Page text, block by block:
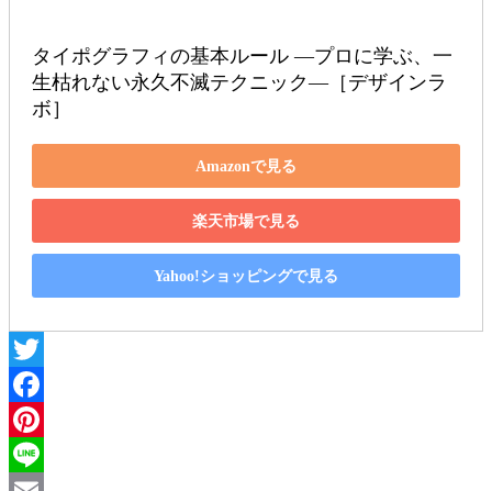
タイポグラフィの基本ルール ―プロに学ぶ、一
生枯れない永久不滅テクニック―［デザインラ
ボ］
Amazonで見る
楽天市場で見る
Yahoo!ショッピングで見る
Twitter
Facebook
Pinterest